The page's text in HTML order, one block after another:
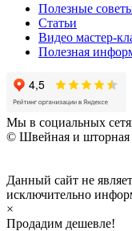
Полезные
Статьи
Видео мастер-
Полезная
Мы в социальных
© Швейная и шторная
Данный сайт не
исключительно
×
Продадим дешевле!